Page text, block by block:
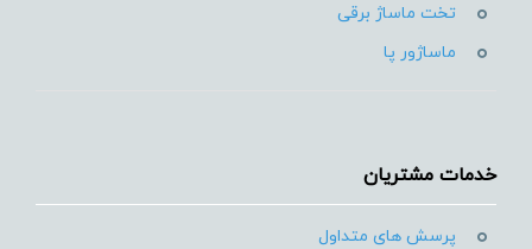
تخت ماساژ برقی
ماساژور پا
خدمات مشتریان
پرسش های متداول